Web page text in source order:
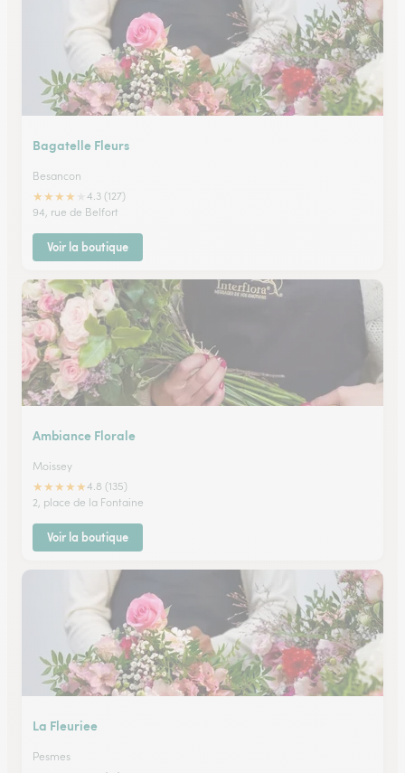
Bagatelle Fleurs
Besancon
★★★★
4.3 (127)
94, rue de Belfort
Voir la boutique
Ambiance Florale
Moissey
★★★★★4.8 (135)
2, place de la Fontaine
Voir la boutique
La Fleuriee
Pesmes